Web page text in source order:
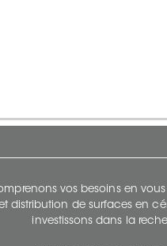
vos besoins en
distribution de surfaces en
investissons dans la